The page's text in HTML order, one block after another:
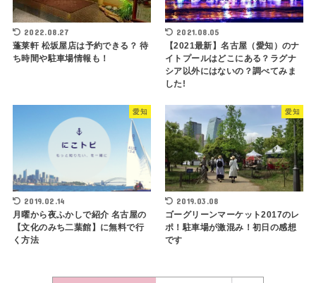
2022.08.27
蓬莱軒 松坂屋店は予約できる？ 待
ち時間や駐車場情報も！
2021.08.05
【2021最新】名古屋（愛知）のナ
イトプールはどこにある？ラグナ
シア以外にはないの？調べてみま
した!
愛知
2019.02.14
月曜から夜ふかしで紹介 名古屋の
【文化のみち二葉館】に無料で行
く方法
愛知
2019.03.08
ゴーグリーンマーケット2017のレ
ポ！駐車場が激混み！初日の感想
です